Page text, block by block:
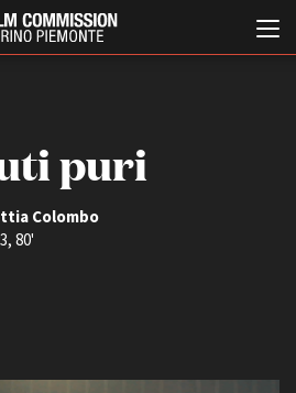
Anteprime in Piemonte
puri
Colombo
80'